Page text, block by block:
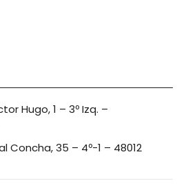
en estrategia de
Hugo, 1 – 3º Izq. –
Concha, 35 – 4º-1 – 48012